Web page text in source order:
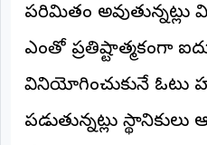
మా
రిపోర్టర్లు
రిపోర్టర్‌గా
చేరండి
పరిమితం
ఎంతో ప్రతిష్టాత్మకంగా
వినియోగించుకునే ఓటు
పడుతున్నట్లు స్థానికులు